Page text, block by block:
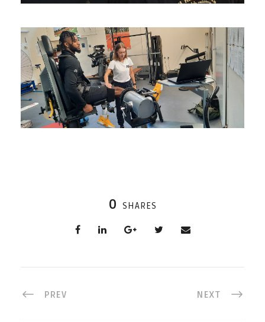
0 SHARES
PREV NEXT